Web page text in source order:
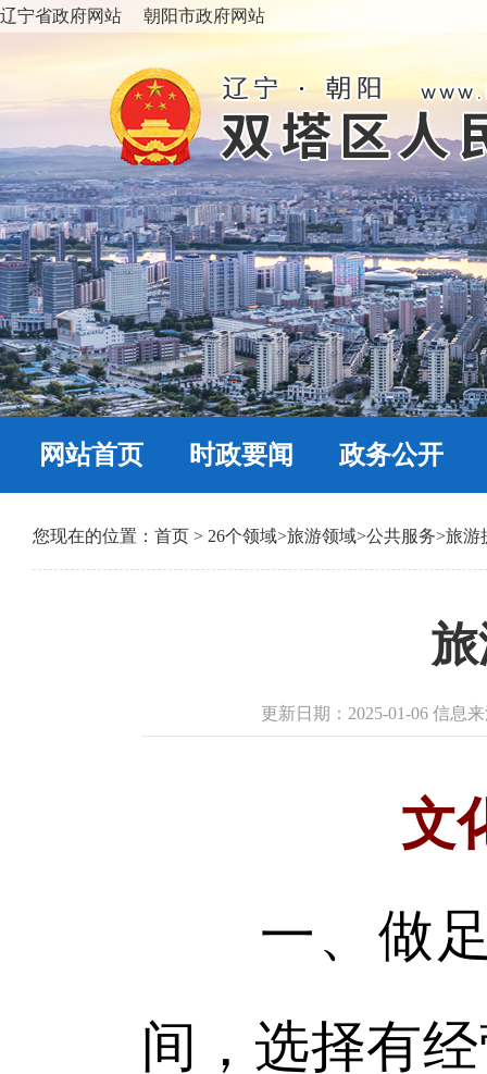
辽宁省政府网站 朝阳市政府网站
网站首页 时政要闻 政务公开
您现在的位置： 首页 > 26个领域>旅游领域>公共服务>旅游
更新日期：2025-01-06 信息
文
一、做足
间，选择有